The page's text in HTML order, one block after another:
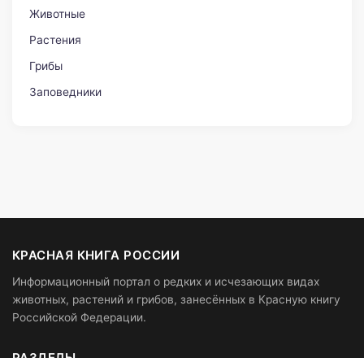
Животные
Растения
Грибы
Заповедники
КРАСНАЯ КНИГА РОССИИ
Информационный портал о редких и исчезающих видах
животных, растений и грибов, занесённых в Красную книгу
Российской Федерации.